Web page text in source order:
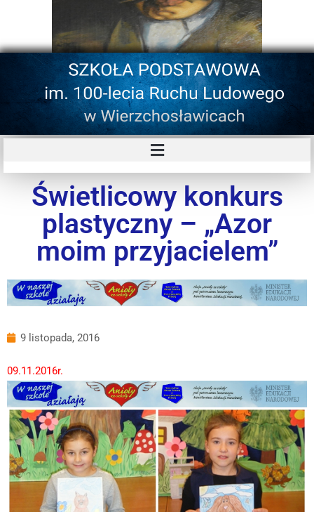
Świetlicowy konkurs
plastyczny – „Azor
moim przyjacielem”
9 listopada, 2016
09.11.2016r.